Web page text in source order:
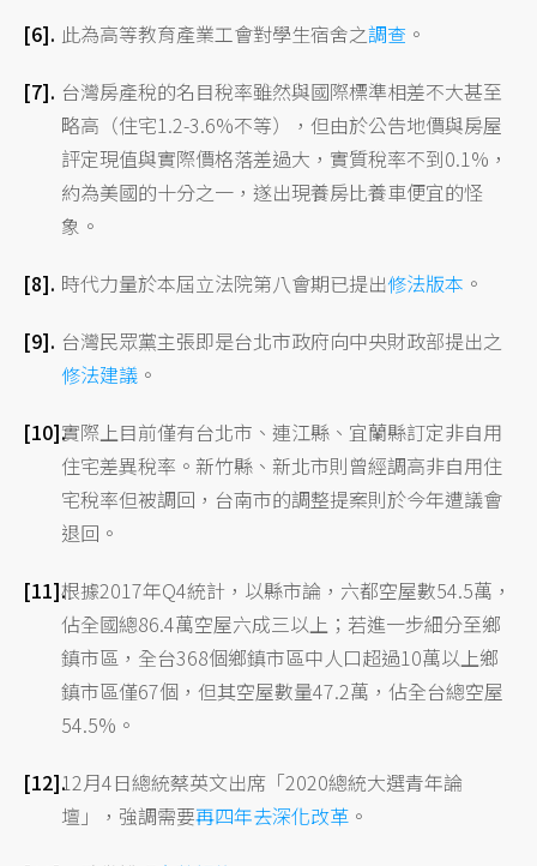
此為高等教育產業工會對學生宿舍之調查 。
台灣房產稅的名目稅率雖然與國際標準相差不大甚至
略高（住宅1.2-3.6%不等），但由於公告地價與房屋
評定現值與實際價格落差過大，實質稅率不到0.1%，
約為美國的十分之一，遂出現養房比養車便宜的怪
象。
時代力量於本屆立法院第八會期已提出修法版本 。
台灣民眾黨主張即是台北市政府向中央財政部提出之
修法建議 。
實際上目前僅有台北市、連江縣、宜蘭縣訂定非自用
住宅差異稅率。新竹縣、新北市則曾經調高非自用住
宅稅率但被調回，台南市的調整提案則於今年遭議會
退回。
根據2017年Q4統計，以縣市論，六都空屋數54.5萬，
佔全國總86.4萬空屋六成三以上；若進一步細分至鄉
鎮市區，全台368個鄉鎮市區中人口超過10萬以上鄉
鎮市區僅67個，但其空屋數量47.2萬，佔全台總空屋
54.5%。
12月4日總統蔡英文出席「2020總統大選青年論
壇」，強調需要再四年去深化改革 。